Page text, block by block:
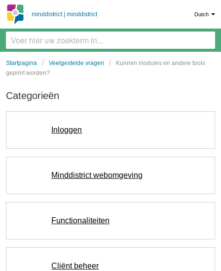
minddistrict | minddistrict Dutch
Startpagina Veelgestelde vragen
Kunnen modules en andere tools
geprint worden?
Categorieën
Inloggen
Minddistrict webomgeving
Functionaliteiten
Cliënt beheer